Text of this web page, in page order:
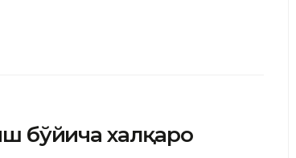
бўйича халқаро